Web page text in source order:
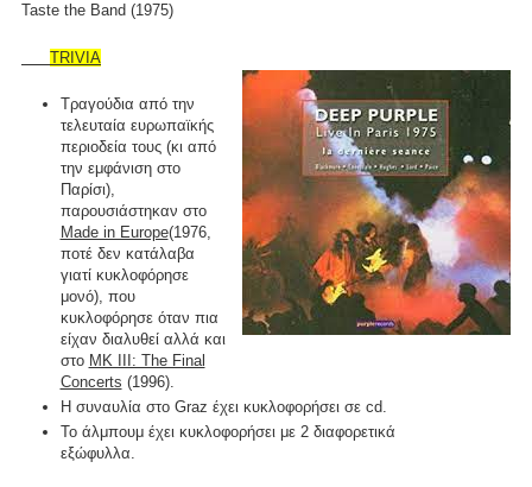
Taste the Band (1975)
TRIVIA
Τραγούδια από την
τελευταία ευρωπαϊκής
περιοδεία τους (κι από
την εμφάνιση στο
Παρίσι),
παρουσιάστηκαν στο
Made in Europe(1976,
ποτέ δεν κατάλαβα
γιατί κυκλοφόρησε
μονό), που
κυκλοφόρησε όταν πια
είχαν διαλυθεί αλλά και
στο MK III: The Final
Concerts (1996).
Η συναυλία στο Graz έχει κυκλοφορήσει σε cd.
To άλμπουμ έχει κυκλοφορήσει με 2 διαφορετικά
εξώφυλλα.